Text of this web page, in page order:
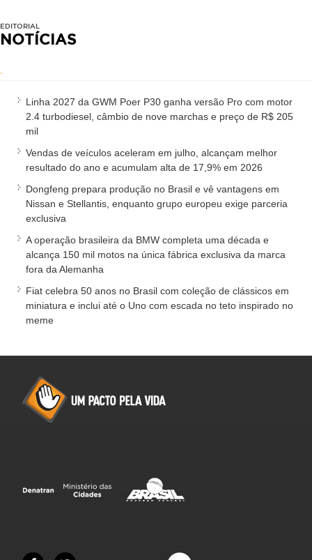
EDITORIAL
NOTÍCIAS
.
Linha 2027 da GWM Poer P30 ganha versão Pro com motor
2.4 turbodiesel, câmbio de nove marchas e preço de R$ 205
mil
Vendas de veículos aceleram em julho, alcançam melhor
resultado do ano e acumulam alta de 17,9% em 2026
Dongfeng prepara produção no Brasil e vê vantagens em
Nissan e Stellantis, enquanto grupo europeu exige parceria
exclusiva
A operação brasileira da BMW completa uma década e
alcança 150 mil motos na única fábrica exclusiva da marca
fora da Alemanha
Fiat celebra 50 anos no Brasil com coleção de clássicos em
miniatura e inclui até o Uno com escada no teto inspirado no
meme